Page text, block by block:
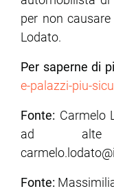
per non
Lodato.
Per saperne di
e-palazzi-piu-
Fonte: Carmelo
ad alte
Fonte: